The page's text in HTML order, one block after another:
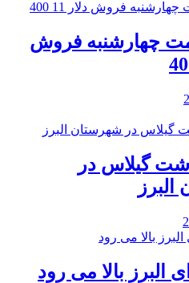
چهارشنبه فروش
گیلاس در
البرز بالا می رود